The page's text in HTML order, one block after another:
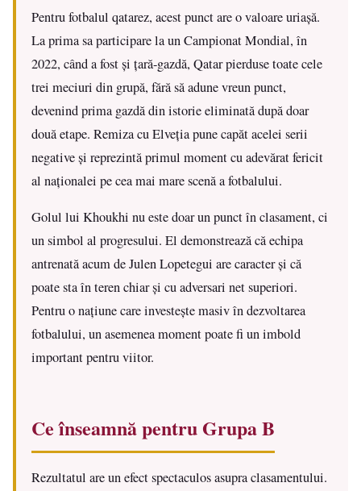
Pentru fotbalul qatarez, acest punct are o valoare uriașă.
La prima sa participare la un Campionat Mondial, în
2022, când a fost și țară-gazdă, Qatar pierduse toate cele
trei meciuri din grupă, fără să adune vreun punct,
devenind prima gazdă din istorie eliminată după doar
două etape. Remiza cu Elveția pune capăt acelei serii
negative și reprezintă primul moment cu adevărat fericit
al naționalei pe cea mai mare scenă a fotbalului.
Golul lui Khoukhi nu este doar un punct în clasament, ci
un simbol al progresului. El demonstrează că echipa
antrenată acum de Julen Lopetegui are caracter și că
poate sta în teren chiar și cu adversari net superiori.
Pentru o națiune care investește masiv în dezvoltarea
fotbalului, un asemenea moment poate fi un imbold
important pentru viitor.
Ce înseamnă pentru Grupa B
Rezultatul are un efect spectaculos asupra clasamentului.